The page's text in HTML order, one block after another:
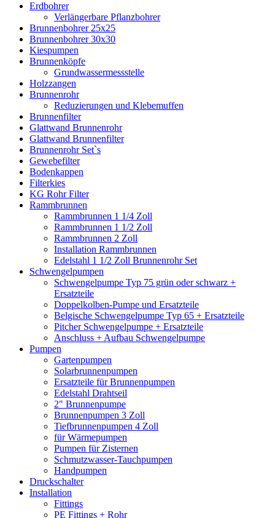
Erdbohrer
Verlängerbare Pflanzbohrer
Brunnenbohrer 25x25
Brunnenbohrer 30x30
Kiespumpen
Brunnenköpfe
Grundwassermessstelle
Holzzangen
Brunnenrohr
Reduzierungen und Klebemuffen
Brunnenfilter
Glattwand Brunnenrohr
Glattwand Brunnenfilter
Brunnenrohr Set`s
Gewebefilter
Bodenkappen
Filterkies
KG Rohr Filter
Rammbrunnen
Rammbrunnen 1 1/4 Zoll
Rammbrunnen 1 1/2 Zoll
Rammbrunnen 2 Zoll
Installation Rammbrunnen
Edelstahl 1 1/2 Zoll Brunnenrohr Set
Schwengelpumpen
Schwengelpumpe Typ 75 grün oder schwarz +
Ersatzteile
Doppelkolben-Pumpe und Ersatzteile
Belgische Schwengelpumpe Typ 65 + Ersatzteile
Pitcher Schwengelpumpe + Ersatzteile
Anschluss + Aufbau Schwengelpumpe
Pumpen
Gartenpumpen
Solarbrunnenpumpen
Ersatzteile für Brunnenpumpen
Edelstahl Drahtseil
2" Brunnenpumpe
Brunnenpumpen 3 Zoll
Tiefbrunnenpumpen 4 Zoll
für Wärmepumpen
Pumpen für Zisternen
Schmutzwasser-Tauchpumpen
Handpumpen
Druckschalter
Installation
Fittings
PE Fittings + Rohr